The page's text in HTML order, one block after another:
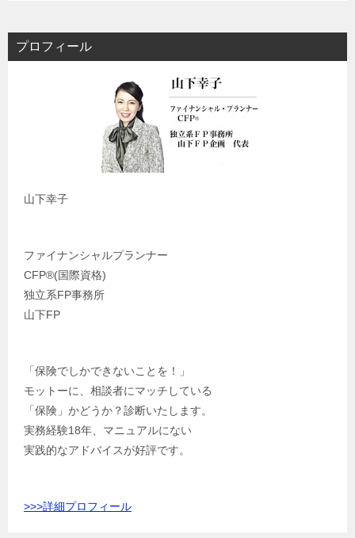
プロフィール
山下幸子
ファイナンシャルプランナー
CFP®️(国際資格)
独立系FP事務所
山下FP
「保険でしかできないことを！」
モットーに、相談者にマッチしている
「保険」かどうか？診断いたします。
実務経験18年、マニュアルにない
実践的なアドバイスが好評です。
>>>詳細プロフィール